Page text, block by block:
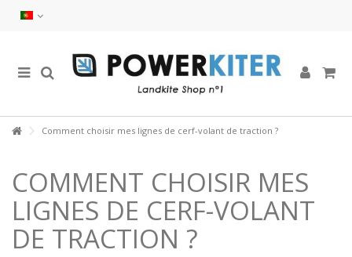
Comment choisir mes lignes de cerf-volant de traction ?
COMMENT CHOISIR MES
LIGNES DE CERF-VOLANT
DE TRACTION ?